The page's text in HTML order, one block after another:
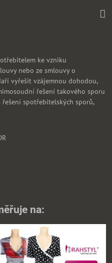
ke vzniku
nebo ze smlouvy o
vyřešit vzájemnou dohodou,
řešení takového sporu
spotřebitelských sporů,
na: